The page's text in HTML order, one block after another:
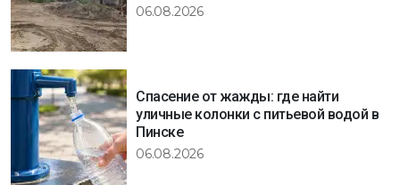
06.08.2026
Спасение от жажды: где найти
уличные колонки с питьевой водой в
Пинске
06.08.2026